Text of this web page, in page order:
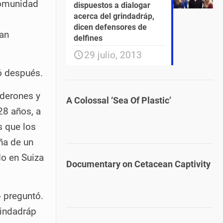
después.
y
años, a
que los
de un
en Suiza
preguntó.
dispuestos a dialogar
acerca del grindadráp,
dicen defensores de
delfines
29 julio, 2013
A Colossal ‘Sea Of Plastic’
Documentary on Cetacean Captivity